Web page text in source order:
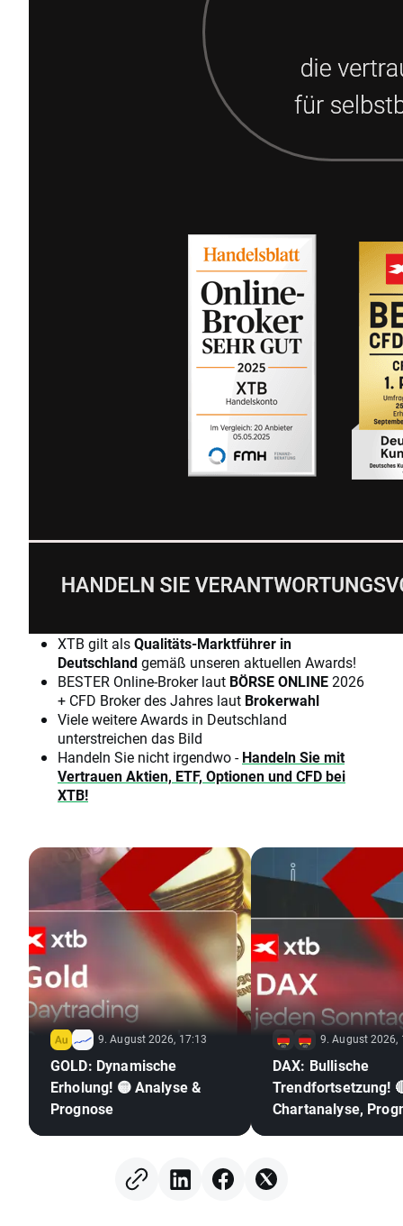
XTB gilt alsQualitäts-Marktführer in
Deutschlandgemäß unseren aktuellen Awards!
BESTER Online-Broker laut BÖRSE ONLINE2026
+ CFD Broker des Jahres laut Brokerwahl
Viele weitere Awards in Deutschland
unterstreichen das Bild
Handeln Sie nicht irgendwo -Handeln Sie mit
Vertrauen Aktien, ETF, Optionen und CFD bei
XTB!
9. August 2026, 17:13
GOLD: Dynamische
Erholung! 🟡 Analyse &
Prognose
9. August 2026,
DAX: Bullische
Trendfortsetzung!
Chartanalyse,